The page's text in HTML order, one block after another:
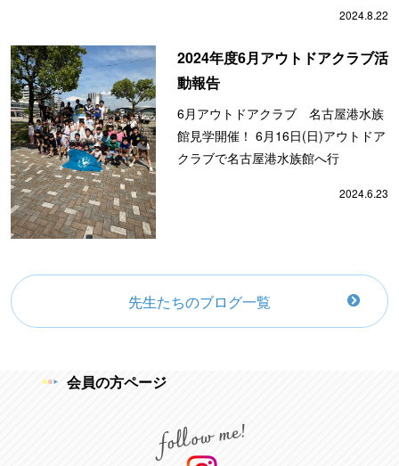
会員の方ページ
2024.8.22
2024年度6月アウトドアクラブ活
動報告
6月アウトドアクラブ 名古屋港水族
館見学開催！ 6月16日(日)アウトドア
クラブで名古屋港水族館へ行
2024.6.23
先生たちのブログ一覧